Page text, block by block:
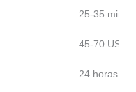
25-35
45-70 USD
24 horas